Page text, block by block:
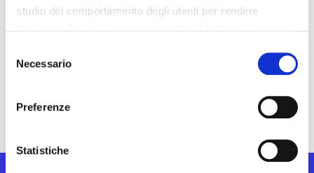
studio del comportamento degli utenti per rendere
Il Sito non mostra contenuti o annunci pubblicitari, ma
raccogliamo informazioni sul modo in cui viene utilizzato
il nostro sito e li forniamo, in forma pseudoanonimizzata,
informazioni in loro possesso, raccolte durante l’utilizzo
delNecessario
Preferenze
Statistiche